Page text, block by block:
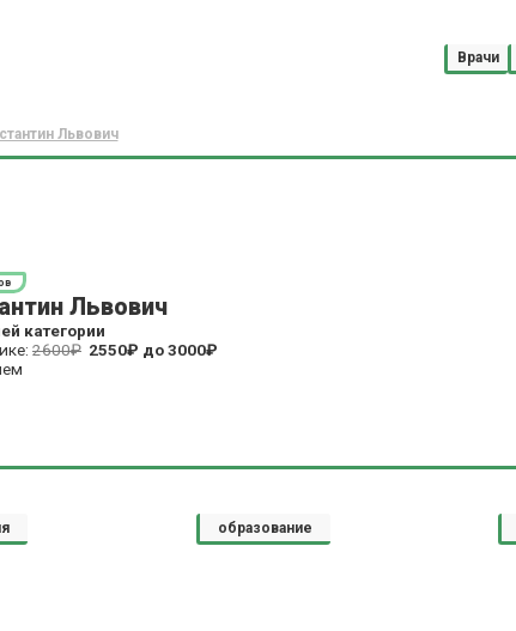
Врачи
Львович
Львович
категории
2600₽ 2550₽ до3000₽
образование